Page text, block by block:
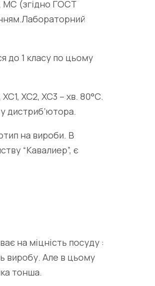
МС (згідно ГОСТ
Лабораторний
до 1 класу по цьому
ХС2, ХС3 – хв. 80°С.
дистриб’ютора.
на вироби. В
“Кавалиер”, є
на міцність посуду :
виробу. Але в цьому
тонша.